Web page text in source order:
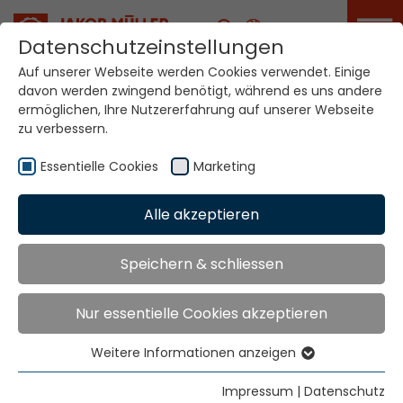
Karriere
Ihre Welt. Unsere
Technologien.
Home Kenia
Globale Präsenz
Contact via Jakob Müller AG Frick
Jakob Müller AG Frick
5070 Frick, Switzerland
Datenschutzeinstellungen
Auf unserer Webseite werden Cookies verwendet. Einige
davon werden zwingend benötigt, während es uns andere
ermöglichen, Ihre Nutzererfahrung auf unserer Webseite
zu verbessern.
Essentielle Cookies Marketing
Alle akzeptieren
Speichern & schliessen
Nur essentielle Cookies akzeptieren
Essentielle Cookies
Essentielle Cookies werden für grundlegende
Weitere Informationen anzeigen
Impressum | Datenschutz